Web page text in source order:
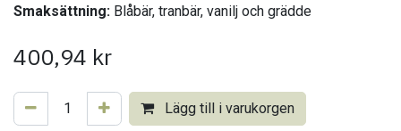
Smaksättning: Blåbär, tranbär, vanilj och grädde
400,94 kr
Lägg till i varukorgen